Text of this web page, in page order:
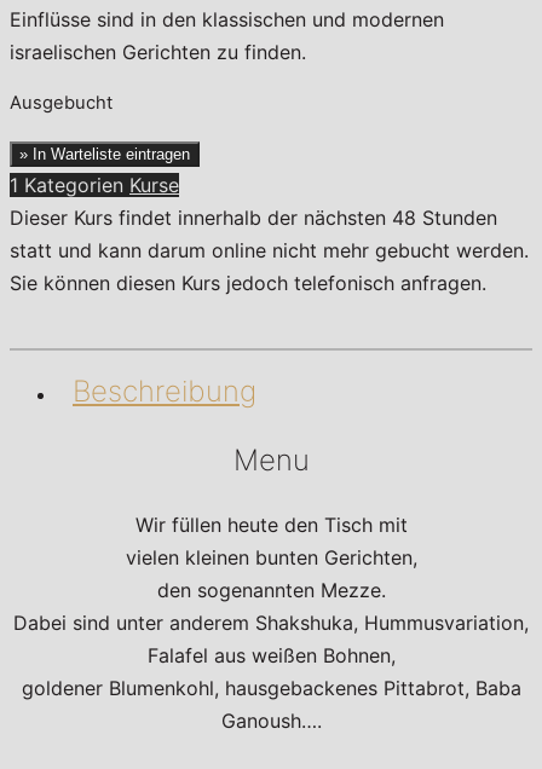
Einflüsse sind in den klassischen und modernen
israelischen Gerichten zu finden.
Ausgebucht
» In Warteliste eintragen
1 Kategorien Kurse
Dieser Kurs findet innerhalb der nächsten 48 Stunden
statt und kann darum online nicht mehr gebucht werden.
Sie können diesen Kurs jedoch telefonisch anfragen.
Beschreibung
Menu
Wir füllen heute den Tisch mit
vielen kleinen bunten Gerichten,
den sogenannten Mezze.
Dabei sind unter anderem Shakshuka, Hummusvariation,
Falafel aus weißen Bohnen,
goldener Blumenkohl, hausgebackenes Pittabrot, Baba
Ganoush….